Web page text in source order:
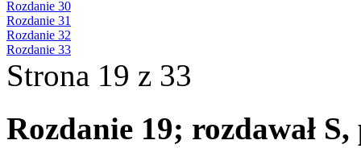
Rozdanie 30
Rozdanie 31
Rozdanie 32
Rozdanie 33
Strona 19 z 33
Rozdanie 19; rozdawał